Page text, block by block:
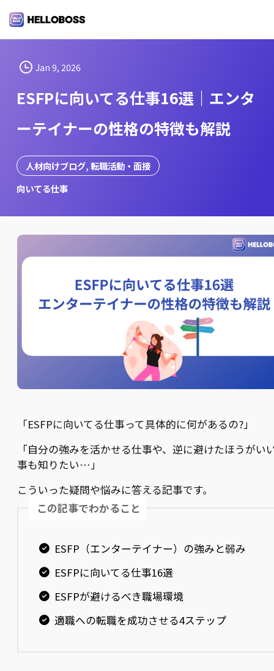
i
Jan 9, 2026
ESFPに向いてる仕事16選｜エンタ
ーテイナーの性格の特徴も解説
人材向けブログ, 転職活動・面接
向いてる仕事
「ESFPに向いてる仕事って具体的に何があるの?」
「自分の強みを活かせる仕事や、逆に避けたほうがい
事も知りたい…」
こういった疑問や悩みに答える記事です。
この記事でわかること
ESFP（エンターテイナー）の強みと弱み
ESFPに向いてる仕事16選
ESFPが避けるべき職場環境
適職への転職を成功させる4ステップ